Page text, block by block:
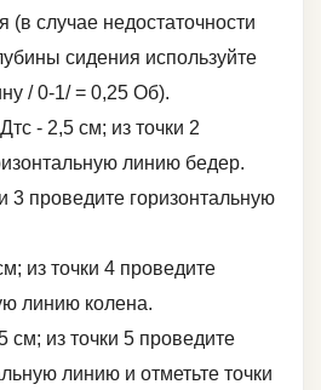
(в случае недостаточности
сидения используйте
/ 0-1/ = 0,25 Об).
- 2,5 см; из точки 2
линию бедер.
3 проведите горизонтальную
из точки 4 проведите
линию колена.
см; из точки 5 проведите
линию и отметьте точки